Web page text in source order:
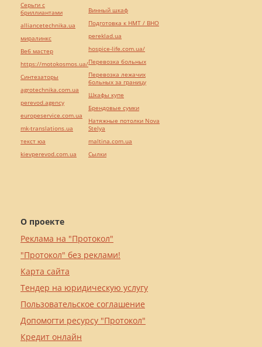
О проекте
Реклама на "Протокол"
"Протокол" без реклами!
Карта сайта
Тендер на юридическую услугу
Пользовательское соглашение
Допомогти ресурсу "Протокол"
Кредит онлайн
Серьги с
бриллиантами
alliancetechnika.ua
миралинкс
Веб мастер
https://motokosmos.ua/
Синтезаторы
agrotechnika.com.ua
perevod.agency
europeservice.com.ua
mk-translations.ua
текст юа
kievperevod.com.ua
Винный шкаф
Подготовка к НМТ / ВНО
pereklad.ua
hospice-life.com.ua/
Перевозка больных
Перевозка лежачих
больных за границу
Шкафы купе
Брендовые сумки
Натяжные потолки Nova
Stelya
maltina.com.ua
Cылки